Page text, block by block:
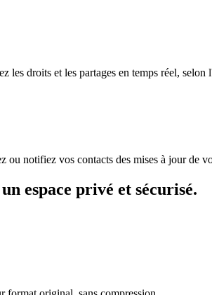
les droits et les partages en temps réel,
ou notifiez vos contacts des mises à jour de
espace privé et sécurisé.